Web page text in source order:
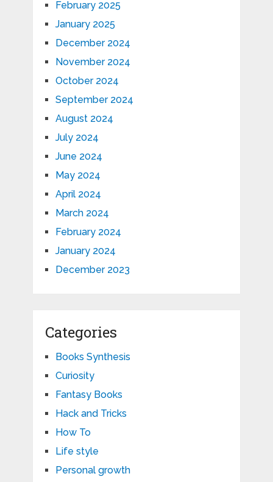
February 2025
January 2025
December 2024
November 2024
October 2024
September 2024
August 2024
July 2024
June 2024
May 2024
April 2024
March 2024
February 2024
January 2024
December 2023
Categories
Books Synthesis
Curiosity
Fantasy Books
Hack and Tricks
How To
Life style
Personal growth